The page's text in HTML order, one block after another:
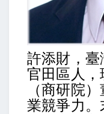
許添財，
官田區人
（商研院
業競爭力